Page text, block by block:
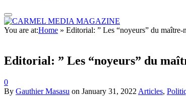
You are at:Home » Editorial: ” Les “noyeurs” du maître-
Editorial: ” Les “noyeurs” du
0
By Gauthier Masasu on January 31, 2022 Articles,